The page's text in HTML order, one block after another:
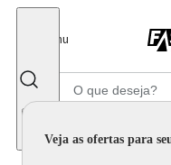
Menu
Veja as ofertas para